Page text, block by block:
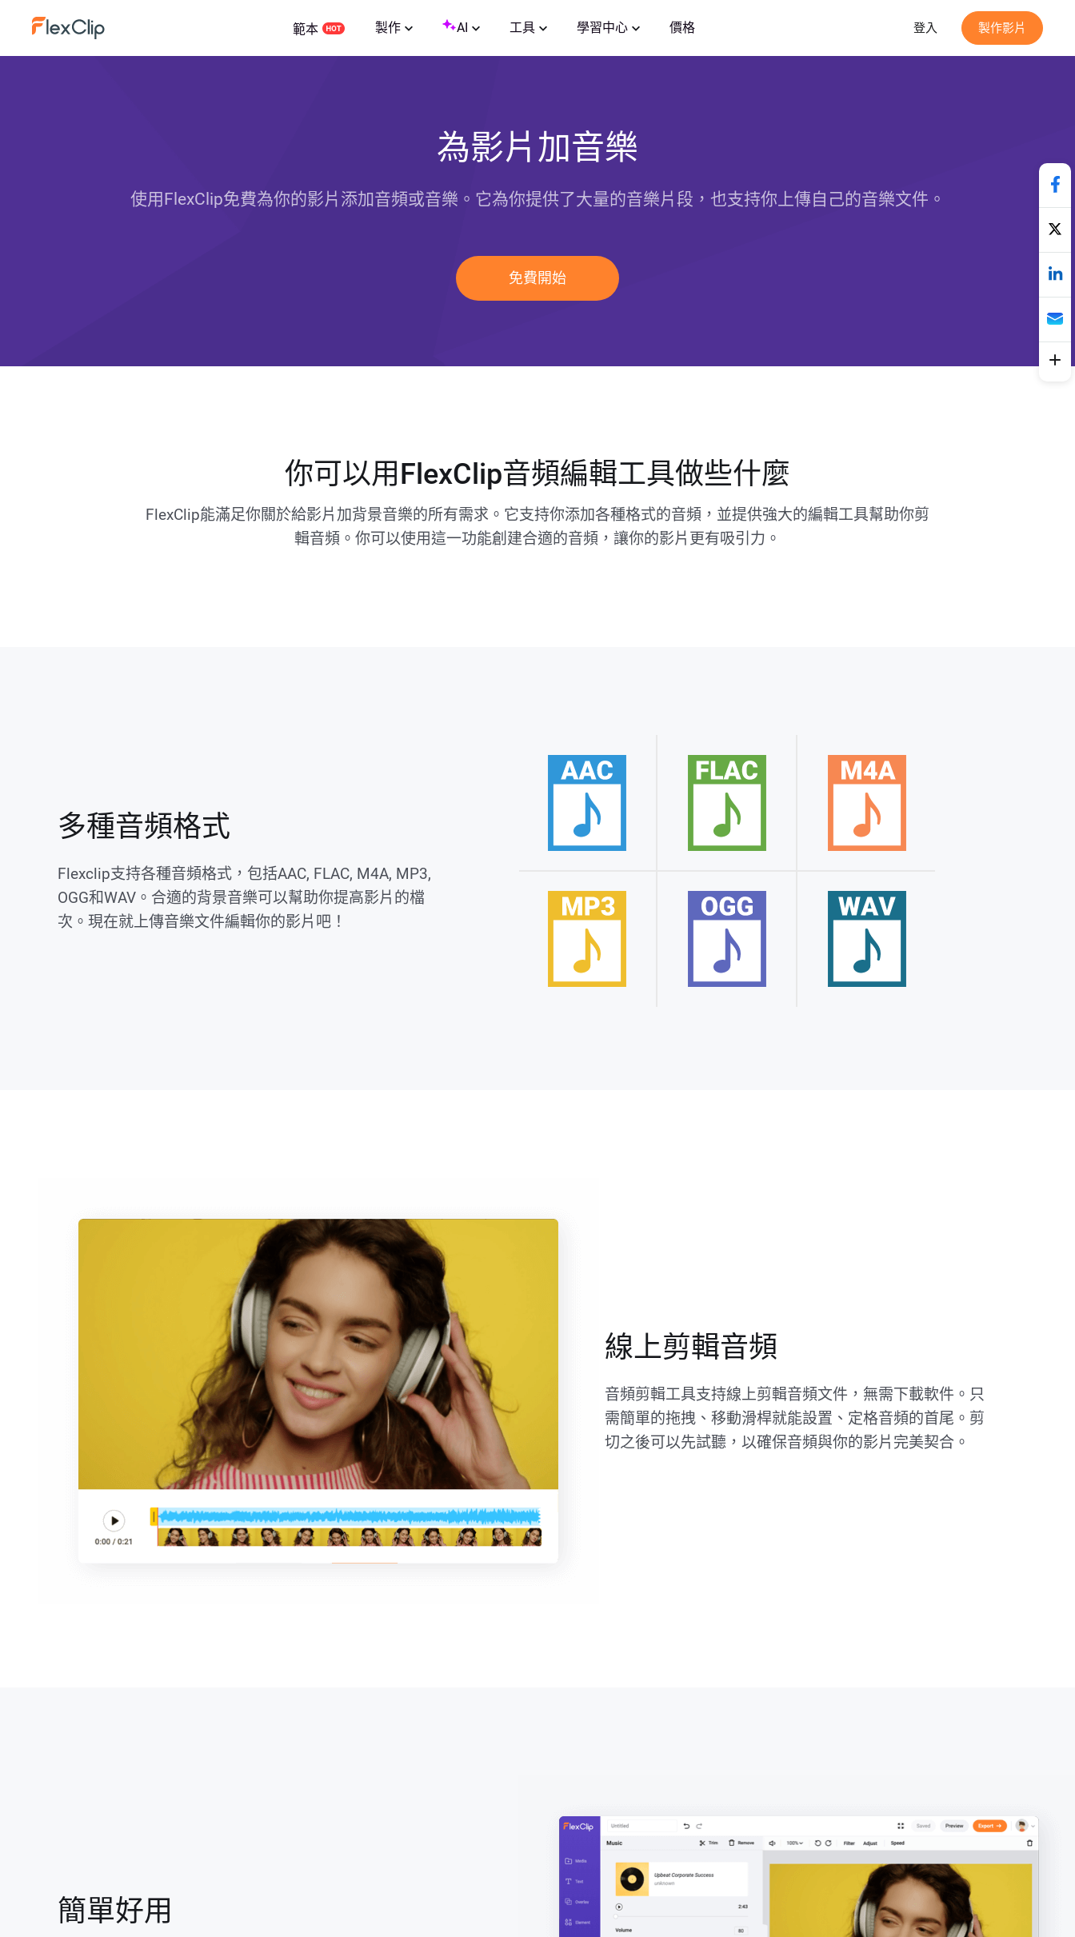
範本 製作 AI 工具 學習中心 價格 登入 製作影片
為影片加音樂
使用FlexClip免費為你的影片添加音頻或音樂。它為你提供了大量的音樂片段，也支持你上傳自己的音樂文件。
免費開始
你可以用FlexClip音頻編輯工具做些什麼
FlexClip能滿足你關於給影片加背景音樂的所有需求。它支持你添加各種格式的音頻，並提供強大的編輯工具幫助你剪
輯音頻。你可以使用這一功能創建合適的音頻，讓你的影片更有吸引力。
多種音頻格式
Flexclip支持各種音頻格式，包括AAC, FLAC, M4A, MP3,
OGG和WAV。合適的背景音樂可以幫助你提高影片的檔
次。現在就上傳音樂文件編輯你的影片吧！
線上剪輯音頻
音頻剪輯工具支持線上剪輯音頻文件，無需下載軟件。只
需簡單的拖拽、移動滑桿就能設置、定格音頻的首尾。剪
切之後可以先試聽，以確保音頻與你的影片完美契合。
簡單好用